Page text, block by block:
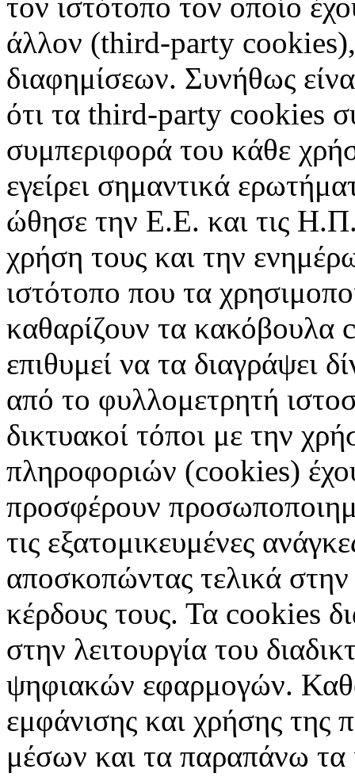
τον ιστότοπο τον οποίο
άλλον (third-party
διαφημίσεων. Συνήθως
ότι τα third-party cookies
συμπεριφορά του κάθε
εγείρει σημαντικά
ώθησε την Ε.Ε. και τις
χρήση τους και την
ιστότοπο που τα
καθαρίζουν τα κακόβουλα
επιθυμεί να τα διαγράψει
από το φυλλομετρητή
δικτυακοί τόποι με την
πληροφοριών (cookies)
προσφέρουν
τις εξατομικευμένες
αποσκοπώντας τελικά
κέρδους τους. Τα cookies
στην λειτουργία του
ψηφιακών εφαρμογών.
εμφάνισης και χρήσης της
μέσων και τα παραπάνω τα